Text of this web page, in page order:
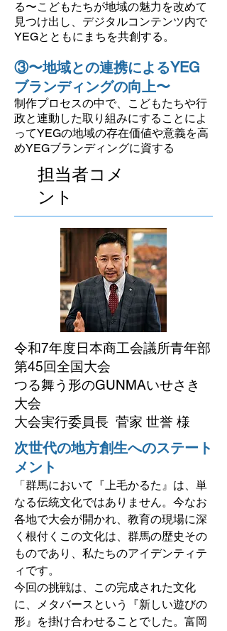
る〜こどもたちが地域の魅力を改めて
見つけ出し、デジタルコンテンツ内で
YEGとともにまちを共創する。
③〜地域との連携によるYEG
ブランディングの向上〜
制作プロセスの中で、こどもたちや行
政と連動した取り組みにすることによ
ってYEGの地域の存在価値や意義を高
めYEGブランディングに資する
担当者コメ
ント
令和7年度日本商工会議所青年部
第45回全国大会
つる舞う形のGUNMAいせさき
大会
大会実行委員長​ 菅家 世誉 様
次世代の地方創生へのステート
メント
「群馬において『上毛かるた』は、単
なる伝統文化ではありません。今なお
各地で大会が開かれ、教育の現場に深
く根付くこの文化は、群馬の歴史その
ものであり、私たちのアイデンティテ
ィです。
今回の挑戦は、この完成された文化
に、メタバースという『新しい遊びの
形』を掛け合わせることでした。富岡